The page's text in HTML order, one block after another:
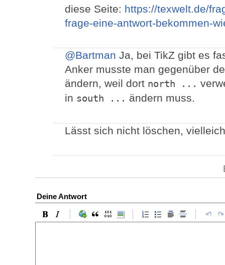
diese Seite: https://texwelt.de/
frage-eine-antwort-bekommen-
@Bartman Ja, bei TikZ gibt es
Anker musste man gegenüber
ändern, weil dort north ...
in south ... ändern muss.
Lässt sich nicht löschen,
Deine Antwort